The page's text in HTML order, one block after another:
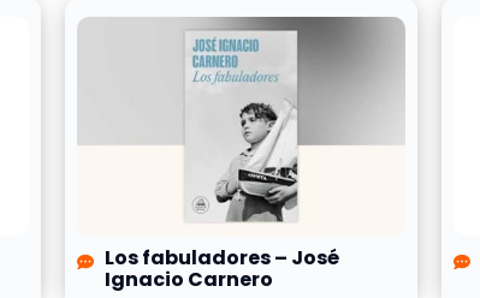
Los fabuladores – José
Ignacio Carnero